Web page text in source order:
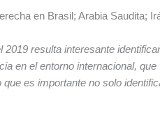
en Brasil; Arabia Saudita;
resulta interesante
en el entorno internacional,
es importante no solo